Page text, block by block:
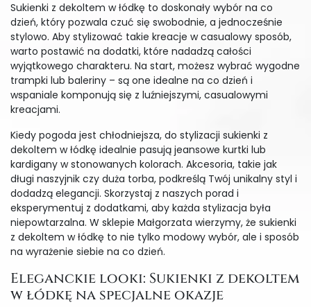
Sukienki z dekoltem w łódkę to doskonały wybór na co
dzień, który pozwala czuć się swobodnie, a jednocześnie
stylowo. Aby stylizować takie kreacje w casualowy sposób,
warto postawić na dodatki, które nadadzą całości
wyjątkowego charakteru. Na start, możesz wybrać wygodne
trampki lub baleriny – są one idealne na co dzień i
wspaniale komponują się z luźniejszymi, casualowymi
kreacjami.
Kiedy pogoda jest chłodniejsza, do stylizacji sukienki z
dekoltem w łódkę idealnie pasują jeansowe kurtki lub
kardigany w stonowanych kolorach. Akcesoria, takie jak
długi naszyjnik czy duża torba, podkreślą Twój unikalny styl i
dodadzą elegancji. Skorzystaj z naszych porad i
eksperymentuj z dodatkami, aby każda stylizacja była
niepowtarzalna. W sklepie Małgorzata wierzymy, że sukienki
z dekoltem w łódkę to nie tylko modowy wybór, ale i sposób
na wyrażenie siebie na co dzień.
Eleganckie looki: Sukienki z dekoltem
w łódkę na specjalne okazje